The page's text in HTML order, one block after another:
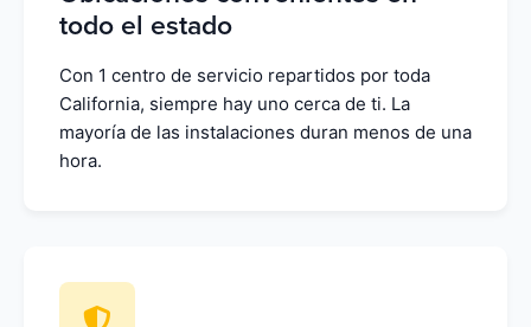
todo el estado
Con 1 centro de servicio repartidos por toda
California, siempre hay uno cerca de ti. La
mayoría de las instalaciones duran menos de una
hora.